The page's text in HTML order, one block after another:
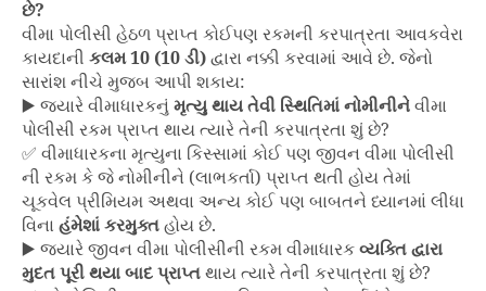
છે?
વીમા પોલીસી હેઠળ પ્રાપ્ત કોઈપણ રકમની કરપાત્રતા આવકવેરા
કાયદાની કલમ 10 (10 ડી) દ્વારા નક્કી કરવામાં આવે છે. જેનો
સારાંશ નીચે મુજબ આપી શકાય:
▶️ જ્યારે વીમાધારકનું મૃત્યુ થાય તેવી સ્થિતિમાં નોમીનીને વીમા
પોલીસી રકમ પ્રાપ્ત થાય ત્યારે તેની કરપાત્રતા શું છે?
✅ વીમાધારકના મૃત્યુના કિસ્સામાં કોઈ પણ જીવન વીમા પોલીસી
ની રકમ કે જે નોમીનીને (લાભકર્તા) પ્રાપ્ત થતી હોય તેમાં
ચૂકવેલ પ્રીમિયમ અથવા અન્ય કોઈ પણ બાબતને ધ્યાનમાં લીધા
વિના હંમેશાં કરમુક્ત હોય છે.
▶️ જ્યારે જીવન વીમા પોલીસીની રકમ વીમાધારક વ્યક્તિ દ્વારા
મુદત પૂરી થયા બાદ પ્રાપ્ત થાય ત્યારે તેની કરપાત્રતા શું છે?